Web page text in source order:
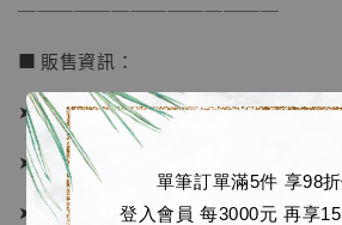
單筆訂單滿5件 享98
登入會員 每3000元 再享
──────────────
■ 販售資訊：
➤ 建議售價 7150元
➤ 預購價 6760元 (訂金3500)
➤ 價格已包含國際運費(未包含國內運